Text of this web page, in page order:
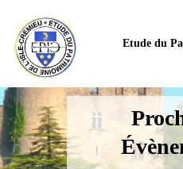
Etude du
ACCUEIL